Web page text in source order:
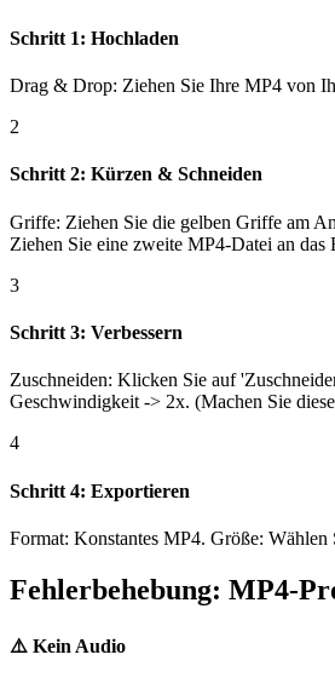
Schritt 1: Hochladen
Drag & Drop: Ziehen Sie Ihre MP4 von
2
Schritt 2: Kürzen & Schneiden
Griffe: Ziehen Sie die gelben Griffe am
Ziehen Sie eine zweite MP4-Datei an das
3
Schritt 3: Verbessern
Zuschneiden: Klicken Sie auf
Geschwindigkeit -> 2x. (Machen Sie
4
Schritt 4: Exportieren
Format: Konstantes MP4. Größe:
Fehlerbehebung: MP4-
⚠️ Kein Audio